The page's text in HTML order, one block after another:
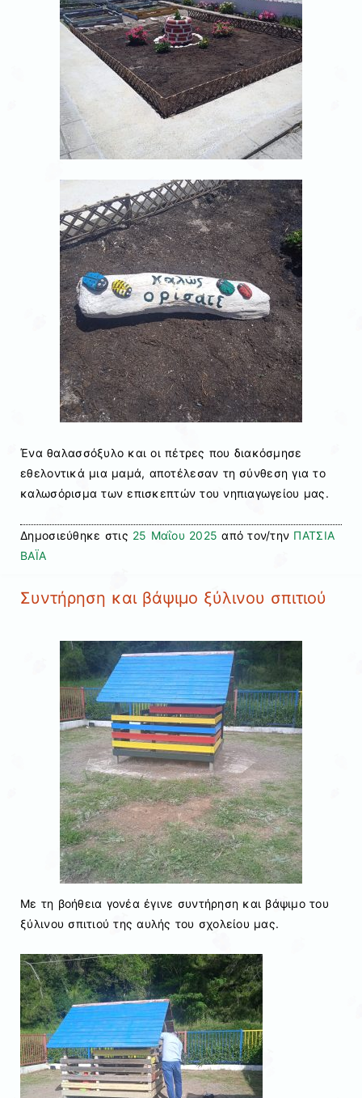
Ένα θαλασσόξυλο και οι πέτρες που διακόσμησε
εθελοντικά μια μαμά, αποτέλεσαν τη σύνθεση για το
καλωσόρισμα των επισκεπτών του νηπιαγωγείου μας.
Δημοσιεύθηκε στις 25 Μαΐου 2025 από τον/την ΠΑΤΣΙΑ
ΒΑΪΑ
Συντήρηση και βάψιμο ξύλινου σπιτιού
Με τη βοήθεια γονέα έγινε συντήρηση και βάψιμο του
ξύλινου σπιτιού της αυλής του σχολείου μας.